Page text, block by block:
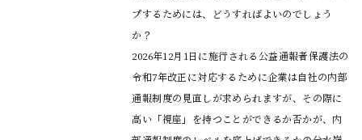
プするためには、どうすればよいのでしょう
か？
2026年12月1日に施行される公益通報者保護法の
令和7年改正に対応するために企業は自社の内部
通報制度の見直しが求められますが、その際に
高い「視座」を持つことができるか否かが、内